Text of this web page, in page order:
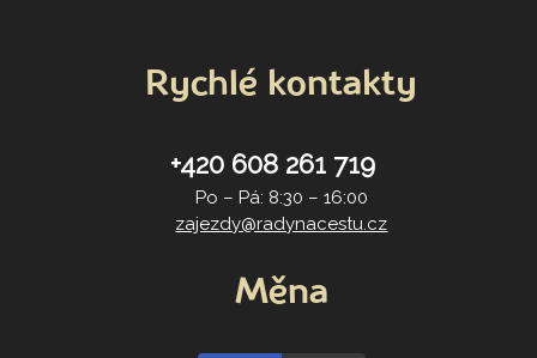
Rychlé kontakty
+420 608 261 719
Po – Pá: 8:30 – 16:00
zajezdy@radynacestu.cz
Měna